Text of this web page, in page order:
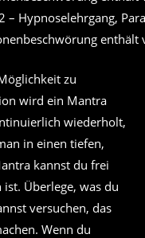
– Hypnoselehrgang,
enthält
zu
wird ein Mantra
wiederholt,
in einen tiefen,
kannst du frei
Überlege, was du
versuchen, das
Wenn du